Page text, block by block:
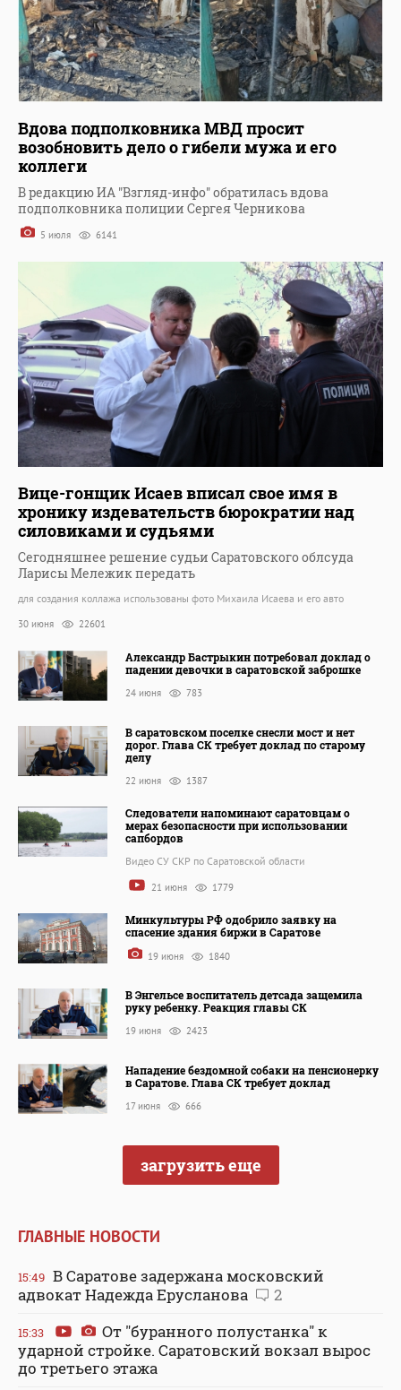
Вдова подполковника МВД просит
возобновить дело о гибели мужа и его
коллеги
В редакцию ИА "Взгляд-инфо" обратилась вдова
подполковника полиции Сергея Черникова
5 июля 6141
Вице-гонщик Исаев вписал свое имя в
хронику издевательств бюрократии над
силовиками и судьями
Сегодняшнее решение судьи Саратовского облсуда
Ларисы Мележик передать
для создания коллажа использованы фото Михаила Исаева и его авто
30 июня 22601
Александр Бастрыкин потребовал доклад о
падении девочки в саратовской заброшке
24 июня 783
В саратовском поселке снесли мост и нет
дорог. Глава СК требует доклад по старому
делу
22 июня 1387
Следователи напоминают саратовцам о
мерах безопасности при использовании
сапбордов
Видео СУ СКР по Саратовской области
21 июня 1779
Минкультуры РФ одобрило заявку на
спасение здания биржи в Саратове
19 июня 1840
В Энгельсе воспитатель детсада защемила
руку ребенку. Реакция главы СК
19 июня 2423
Нападение бездомной собаки на пенсионерку
в Саратове. Глава СК требует доклад
17 июня 666
загрузить еще
ГЛАВНЫЕ НОВОСТИ
15:49 В Саратове задержана московский
адвокат Надежда Ерусланова
2
15:33
От "буранного полустанка" к
ударной стройке. Саратовский вокзал вырос
до третьего этажа